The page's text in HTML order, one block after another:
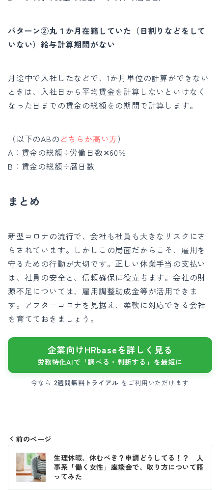
パターン②丸１か月在籍していた（日割りなどをして
いない）給与計算期間がない
月途中で入社したなどで、1か月単位の計算ができない
ときは、入社日から平均賃金を計算しないといけなく
なった日までの賃金の総額をの期間で計算します。
（以下のABの どちらか高い方）
A：賃金の総額÷労働日数✕60％
B：賃金の総額÷暦日数
まとめ
新型コロナの流行で、会社も社員も大きなリスクにさ
らされています。しかしこの局面だからこそ、雇用を
守るための行動が大切です。正しい休業手当の支払い
は、社員の安全と、信頼確保に役立ちます。会社の財
源不足については、雇用調整助成金等が活用できま
す。アフターコロナを見据え、柔軟に対応できる会社
を育てておきましょう。
企業向けHRbaseを詳しく見る
労務特化AIで「調べる・判断する」を最短に
今なら 2週間無料トライアル をご利用いただけます
投
稿
ナ
前のページ
生理休暇、休むべき？申請どうしてる！？ 人
事系「働く女性」座談会で、取り方について語
ってみた